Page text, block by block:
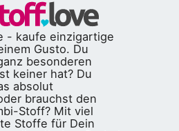
- kaufe einzigartige
Gusto. Du
besonderen
keiner hat? Du
absolut
brauchst den
Stoff? Mit viel
Stoffe für Dein